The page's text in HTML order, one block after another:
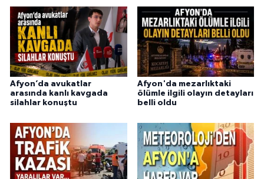
Afyon’da avukatlar
arasında kanlı kavgada
silahlar konuştu
Afyon'da mezarlıktaki
ölümle ilgili olayın detayları
belli oldu